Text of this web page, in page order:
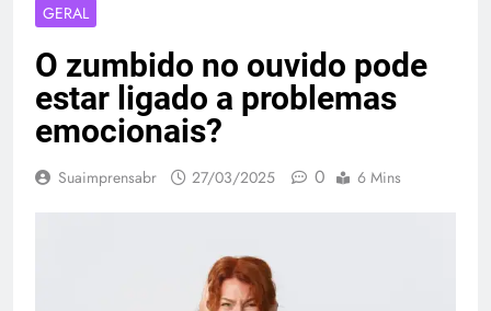
GERAL
O zumbido no ouvido pode
estar ligado a problemas
emocionais?
Suaimprensabr 27/03/2025 0 6 Mins